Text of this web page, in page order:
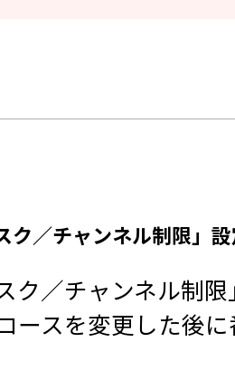
ク／チャンネル制限」
ク／チャンネル制
ースを変更した後